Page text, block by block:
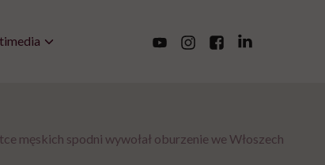
męskich spodni wywołał oburzenie we Włoszech